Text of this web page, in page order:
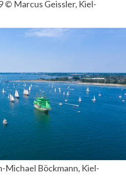
© Marcus Geissler, Kiel-
Michael Böckmann, Kiel-